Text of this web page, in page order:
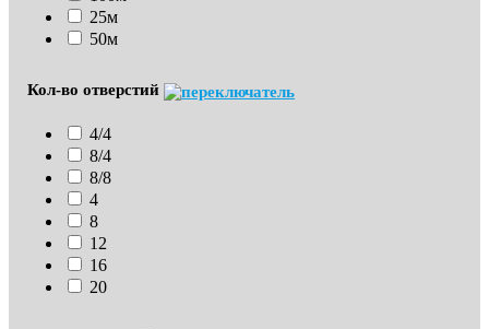
25м
50м
Кол-во отверстий
4/4
8/4
8/8
4
8
12
16
20